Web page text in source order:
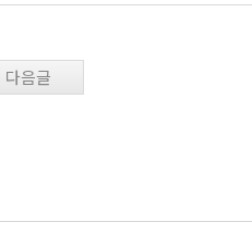
다음글